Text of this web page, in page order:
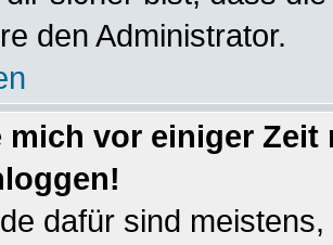
den Administrator.
mich vor einiger
dafür sind